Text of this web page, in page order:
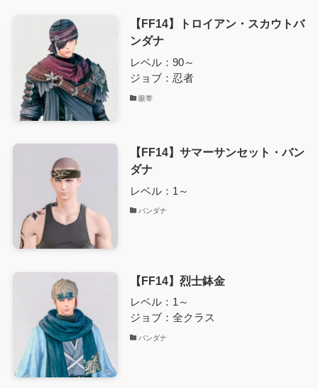
【FF14】トロイアン・スカウトバ
ンダナ
レベル：90～
ジョブ：忍者
眼帯
【FF14】サマーサンセット・バン
ダナ
レベル：1～
バンダナ
【FF14】烈士鉢金
レベル：1～
ジョブ：全クラス
バンダナ